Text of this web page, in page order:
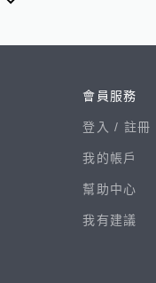
會員服務
登入 / 註冊
我的帳戶
幫助中心
我有建議